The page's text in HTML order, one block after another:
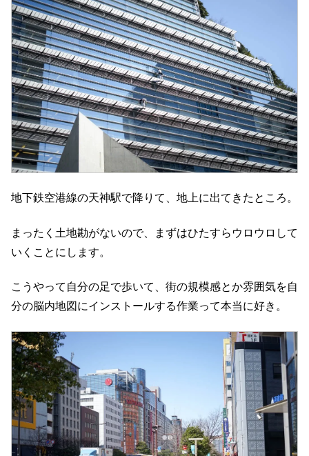
地下鉄空港線の天神駅で降りて、地上に出てきたところ。
まったく土地勘がないので、まずはひたすらウロウロして
いくことにします。
こうやって自分の足で歩いて、街の規模感とか雰囲気を自
分の脳内地図にインストールする作業って本当に好き。